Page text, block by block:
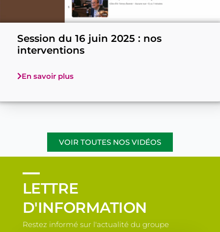
Session du 16 juin 2025 : nos
interventions
En savoir plus
VOIR TOUTES NOS VIDÉOS
LETTRE
D'INFORMATION
Restez informé sur l'actualité du groupe